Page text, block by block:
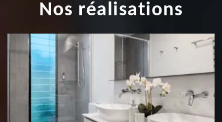
Nos réalisations